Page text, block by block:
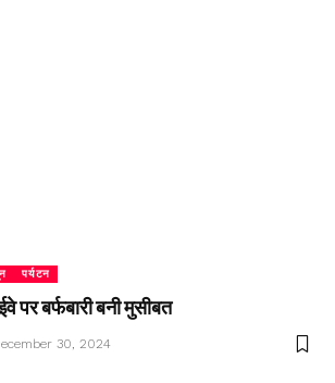
पर्यटन
पर बर्फबारी बनी मुसीबत
30, 2024